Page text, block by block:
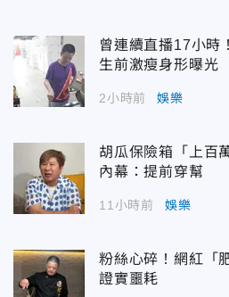
曾連續直播17小
生前激瘦身形曝光
2小時前 娛樂
胡瓜保險箱「上百
內幕：提前穿幫
11小時前 娛樂
粉絲心碎！網紅「
證實噩耗